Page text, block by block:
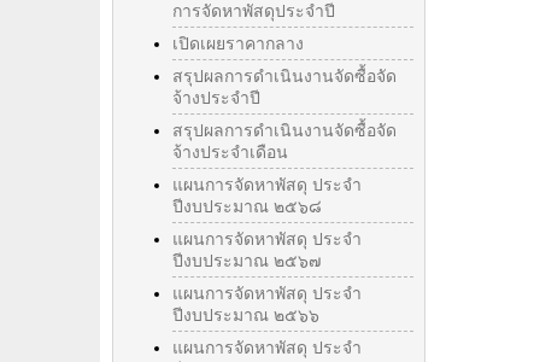
การจัดหาพัสดุประจําปี
เปิดเผยราคากลาง
สรุปผลการดำเนินงานจัดซื้อจัด
จ้างประจำปี
สรุปผลการดำเนินงานจัดซื้อจัด
จ้างประจำเดือน
แผนการจัดหาพัสดุ ประจำ
ปีงบประมาณ ๒๕๖๘
แผนการจัดหาพัสดุ ประจำ
ปีงบประมาณ ๒๕๖๗
แผนการจัดหาพัสดุ ประจำ
ปีงบประมาณ ๒๕๖๖
แผนการจัดหาพัสดุ ประจำ